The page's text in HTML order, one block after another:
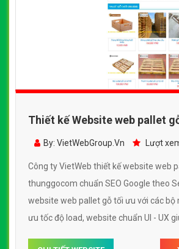
Thiết kế Website web pallet
thunggocom
By: VietWebGroup.Vn Lượt
Công ty VietWeb thiết kế website web
thunggocom chuẩn SEO Google theo
website web pallet gỗ tối ưu với các bộ
ưu tốc độ load, website chuẩn UI - UX